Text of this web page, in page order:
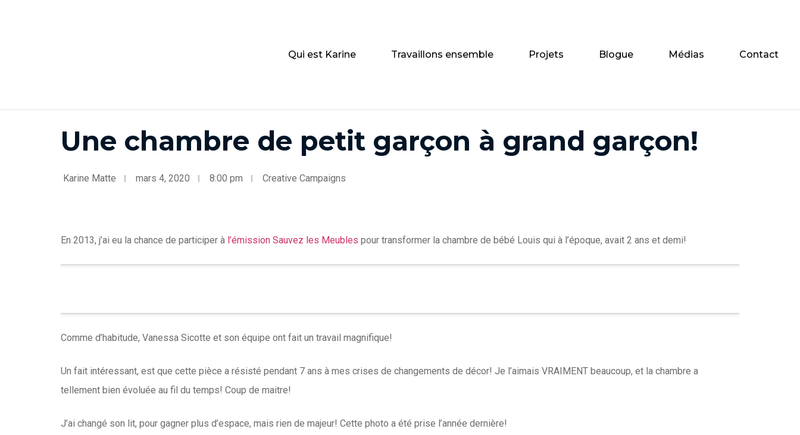
Qui est Karine Travaillons ensemble Projets Blogue Médias Contact
Une chambre de petit garçon à grand garçon!
Karine Matte mars 4, 2020 8:00 pm Creative Campaigns
En 2013, j’ai eu la chance de participer à l’émission Sauvez les Meubles pour transformer la chambre de bébé Louis qui à l’époque, avait 2 ans et demi!
Comme d’habitude, Vanessa Sicotte et son équipe ont fait un travail magnifique!
Un fait intéressant, est que cette pièce a résisté pendant 7 ans à mes crises de changements de décor! Je l’aimais VRAIMENT beaucoup, et la chambre a
tellement bien évoluée au fil du temps! Coup de maitre!
J’ai changé son lit, pour gagner plus d’espace, mais rien de majeur! Cette photo a été prise l’année dernière!